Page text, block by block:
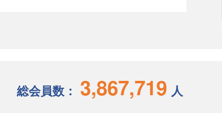
総会員数： 3,867,719 人